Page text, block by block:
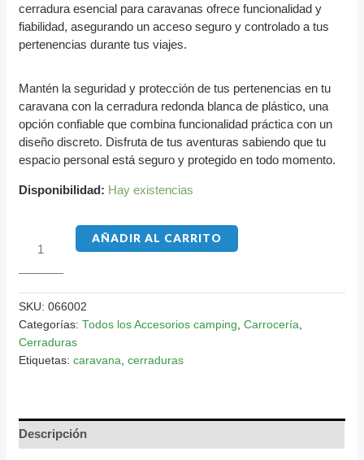
cerradura esencial para caravanas ofrece funcionalidad y
fiabilidad, asegurando un acceso seguro y controlado a tus
pertenencias durante tus viajes.
Mantén la seguridad y protección de tus pertenencias en tu
caravana con la cerradura redonda blanca de plástico, una
opción confiable que combina funcionalidad práctica con un
diseño discreto. Disfruta de tus aventuras sabiendo que tu
espacio personal está seguro y protegido en todo momento.
Disponibilidad: Hay existencias
AÑADIR AL CARRITO
SKU:066002
Categorías:Todos los Accesorios camping,Carrocería,
Cerraduras
Etiquetas:caravana,cerraduras
Descripción